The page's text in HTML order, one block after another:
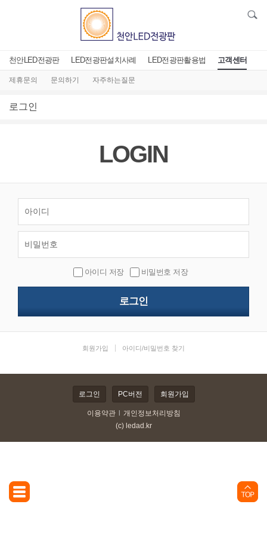
천안LED전광판 LED전광판설치사례 LED전광판활용법 고객센터
제휴문의 문의하기 자주하는질문
로그인
LOGIN
아이디 저장 비밀번호 저장
회원가입 | 아이디/비밀번호 찾기
로그인 PC버전 회원가입
이용약관 l 개인정보처리방침
(c) ledad.kr